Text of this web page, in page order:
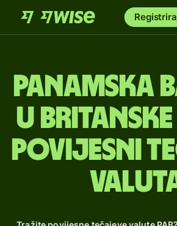
panamska
u
Povijesni